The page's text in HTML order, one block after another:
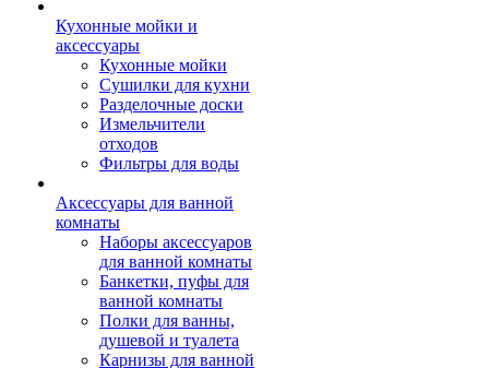
Кухонные мойки и
аксессуары
Кухонные мойки
Сушилки для кухни
Разделочные доски
Измельчители
отходов
Фильтры для воды
Аксессуары для ванной
комнаты
Наборы аксессуаров
для ванной комнаты
Банкетки, пуфы для
ванной комнаты
Полки для ванны,
душевой и туалета
Карнизы для ванной